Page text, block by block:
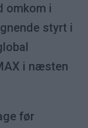
omkom i
styrt i
i næsten
før